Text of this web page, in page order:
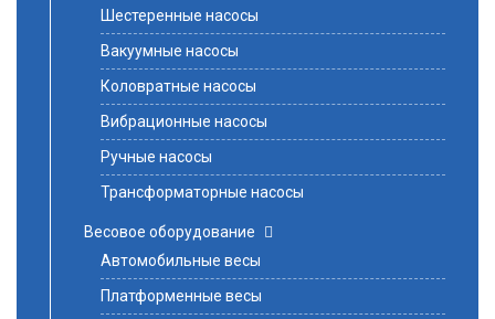
Шестеренные насосы
Вакуумные насосы
Коловратные насосы
Вибрационные насосы
Ручные насосы
Трансформаторные насосы
Весовое оборудование
Автомобильные весы
Платформенные весы